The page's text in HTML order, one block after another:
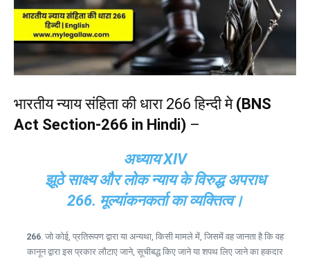
भारतीय न्याय संहिता की धारा 266 हिन्दी मे (BNS
Act Section-266 in Hindi) –
अध्याय XIV
झूठे साक्ष्य और लोक न्याय के विरुद्ध अपराध
266. मूल्यांकनकर्ता का व्यक्तित्व।
266. जो कोई, प्रतिरूपण द्वारा या अन्यथा, किसी मामले में, जिसमें वह जानता है कि वह
कानून द्वारा इस प्रकार लौटाए जाने, सूचीबद्ध किए जाने या शपथ लिए जाने का हकदार